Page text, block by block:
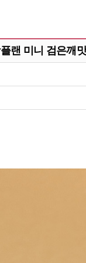
랜 미니 검은깨